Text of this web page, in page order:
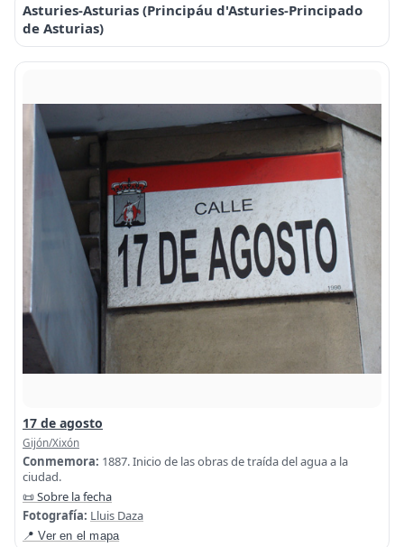
Asturies-Asturias (Principáu d'Asturies-Principado
de Asturias)
17 de agosto
Gijón/Xixón
Conmemora: 1887. Inicio de las obras de traída del agua a la
ciudad.
📜 Sobre la fecha
Fotografía: Lluis Daza
📍 Ver en el mapa